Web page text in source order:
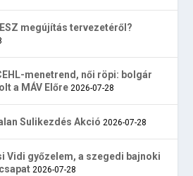
megújítás tervezetéről?
menetrend, női röpi: bolgár
a MÁV Előre 2026-07-28
Sulikezdés Akció 2026-07-28
Vidi győzelem, a szegedi bajnoki
2026-07-28